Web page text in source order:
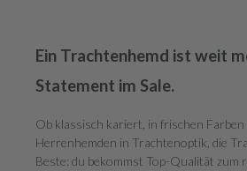
Ein Trachtenhemd ist weit
Statement im Sale.
Ob klassisch kariert, in frischen
Herrenhemden in Trachtenoptik, die
Beste: du bekommst Top-Qualität zum